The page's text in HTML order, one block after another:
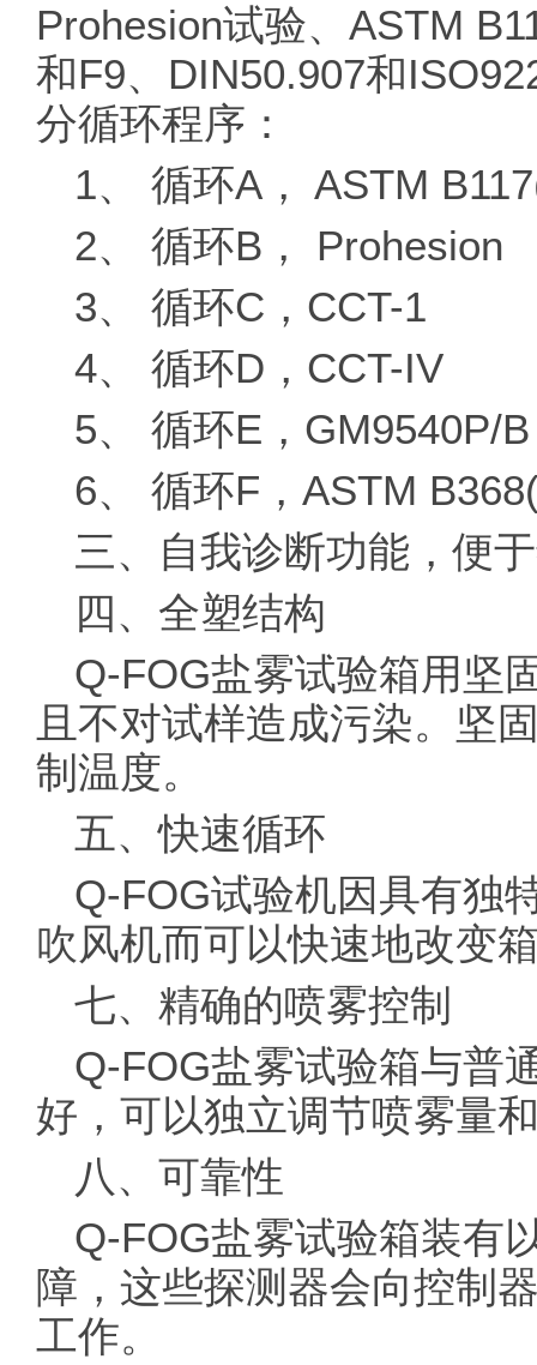
Prohesion试验、ASTM
和F9、DIN50.907和
分循环程序：
1、 循环A， ASTM
2、 循环B， Prohesion
3、 循环C，CCT-1
4、 循环D，CCT-IV
5、 循环E，GM9540P/B
6、 循环F，ASTM
三、自我诊断功能，便
四、全塑结构
Q-FOG盐雾试验箱用坚
且不对试样造成污染。坚
制温度。
五、快速循环
Q-FOG试验机因具有独
吹风机而可以快速地改变
七、精确的喷雾控制
Q-FOG盐雾试验箱与普
好，可以独立调节喷雾量
八、可靠性
Q-FOG盐雾试验箱装有
障，这些探测器会向控制
工作。